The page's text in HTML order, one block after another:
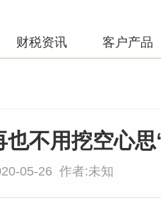
财税资讯 客户产品
不用挖空心思
05-26 作者:未知